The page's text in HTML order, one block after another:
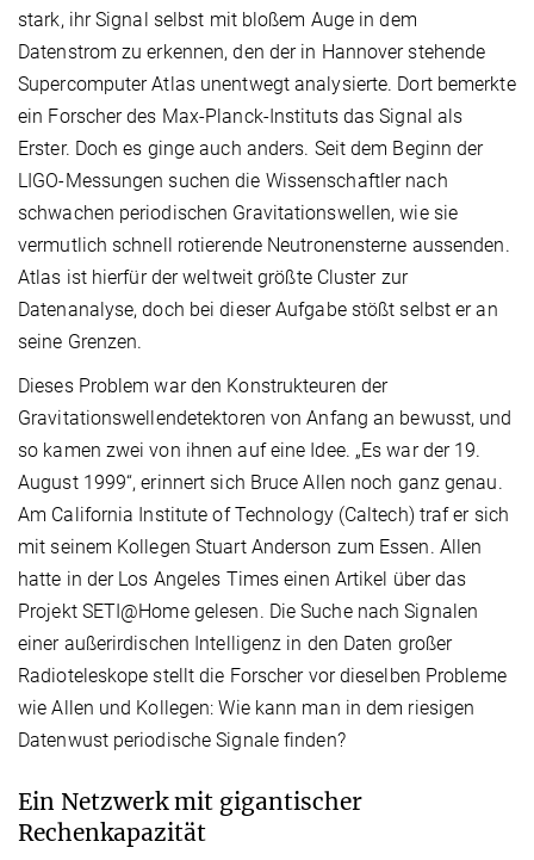
stark, ihr Signal selbst mit bloßem Auge in dem
Datenstrom zu erkennen, den der in Hannover stehende
Supercomputer Atlas unentwegt analysierte. Dort bemerkte
ein Forscher des Max-Planck-Instituts das Signal als
Erster. Doch es ginge auch anders. Seit dem Beginn der
LIGO-Messungen suchen die Wissenschaftler nach
schwachen periodischen Gravitationswellen, wie sie
vermutlich schnell rotierende Neutronensterne aussenden.
Atlas ist hierfür der weltweit größte Cluster zur
Datenanalyse, doch bei dieser Aufgabe stößt selbst er an
seine Grenzen.
Dieses Problem war den Konstrukteuren der
Gravitationswellendetektoren von Anfang an bewusst, und
so kamen zwei von ihnen auf eine Idee. „Es war der 19.
August 1999“, erinnert sich Bruce Allen noch ganz genau.
Am California Institute of Technology (Caltech) traf er sich
mit seinem Kollegen Stuart Anderson zum Essen. Allen
hatte in der Los Angeles Times einen Artikel über das
Projekt SETI@Home gelesen. Die Suche nach Signalen
einer außerirdischen Intelligenz in den Daten großer
Radioteleskope stellt die Forscher vor dieselben Probleme
wie Allen und Kollegen: Wie kann man in dem riesigen
Datenwust periodische Signale finden?
Ein Netzwerk mit gigantischer
Rechenkapazität